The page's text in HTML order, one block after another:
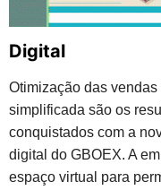
Digital
Otimização das vendas
simplificada são os
conquistados com a
digital do GBOEX. A
espaço virtual para